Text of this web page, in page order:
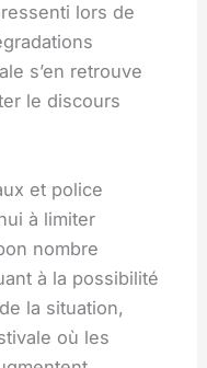
lors de
s’en retrouve
le discours
et police
à limiter
nombre
à la possibilité
la situation,
où les